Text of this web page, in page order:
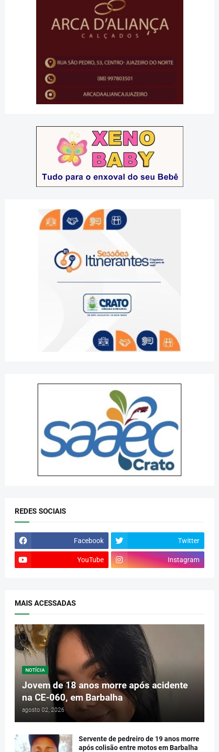
REDES SOCIAIS
Facebook Twitter
YouTube Instagram
MAIS ACESSADAS
NOTÍCIA
Jovem de 18 anos morre após acidente
na CE-060, em Barbalha
agosto 02, 2026
Servente de pedreiro de 19 anos morre
após colisão entre motos em Barbalha